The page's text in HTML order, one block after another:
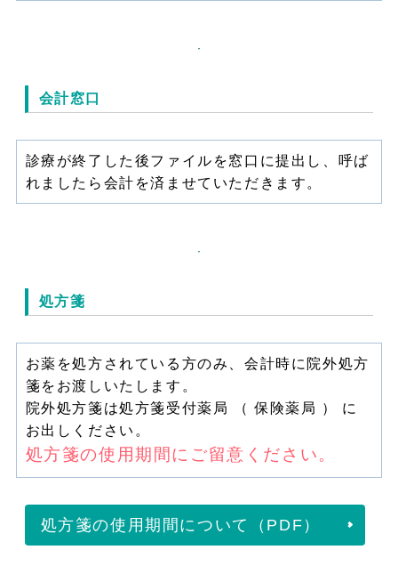
会計窓口
診療が終了した後ファイルを窓口に提出し、呼ば
れましたら会計を済ませていただきます。
処方箋
お薬を処方されている方のみ、会計時に院外処方
箋をお渡しいたします。
院外処方箋は処方箋受付薬局 （ 保険薬局 ） に
お出しください。
処方箋の使用期間にご留意ください。
処方箋の使用期間について（PDF）